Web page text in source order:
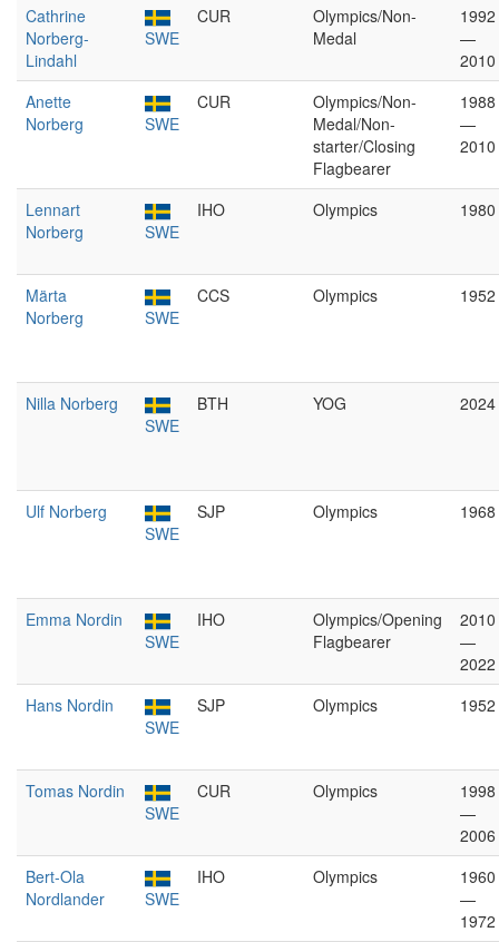
Cathrine
Norberg-
Lindahl
SWE
CUR
Olympics/Non-
Medal
1992
—
2010
Anette
Norberg
SWE
CUR
Olympics/Non-
Medal/Non-
starter/Closing
Flagbearer
1988
—
2010
Lennart
Norberg
SWE
IHO Olympics 1980
Märta
Norberg
SWE
CCS Olympics 1952
Nilla Norberg
SWE
BTH YOG 2024
Ulf Norberg
SWE
SJP Olympics 1968
Emma Nordin
SWE
IHO
Olympics/Opening
Flagbearer
2010
—
2022
Hans Nordin
SWE
SJP Olympics 1952
Tomas Nordin
SWE
CUR Olympics
1998
—
2006
Bert-Ola
Nordlander
SWE
IHO Olympics
1960
—
1972